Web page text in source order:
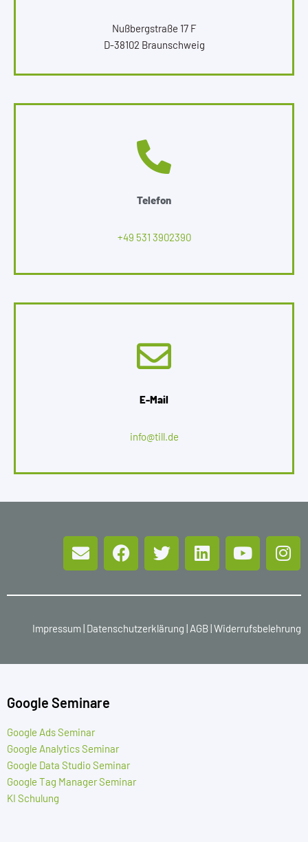
Nußbergstraße 17 F
D-38102 Braunschweig
Telefon
+49 531 3902390
E-Mail
info@till.de
Impressum| Datenschutzerklärung | AGB|Widerrufsbelehrung
Google Seminare
Google Ads Seminar
Google Analytics Seminar
Google Data Studio Seminar
Google Tag Manager Seminar
KI Schulung